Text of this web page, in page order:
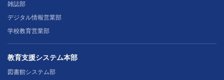
雑誌部
デジタル情報営業部
学校教育営業部
教育支援システム本部
図書館システム部